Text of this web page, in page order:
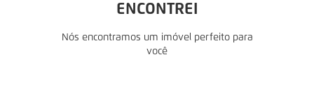
ENCONTREI
Nós encontramos um imóvel perfeito para
você